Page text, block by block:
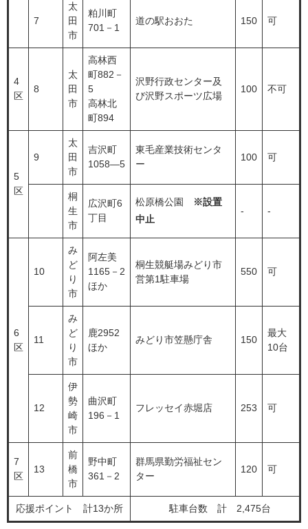
7
太
田
市
粕川町
701－1
道の駅おおた 150 可
4
区
8
太
田
市
高林西
町882－
5
高林北
町894
沢野行政センター及
び沢野スポーツ広場
100 不可
5
区
9
太
田
市
吉沢町
1058―5
東毛産業技術センタ
ー
100 可
桐
生
市
広沢町6
丁目
松原橋公園
※設置
中止
- -
6
区
10
み
ど
り
市
阿左美
1165－2
ほか
桐生競艇場みどり市
営第1駐車場
550 可
11
み
ど
り
市
鹿2952
ほか
みどり市笠懸庁舎 150
最大
10台
12
伊
勢
崎
市
曲沢町
196－1
フレッセイ赤堀店 253 可
7
区
13
前
橋
市
野中町
361－2
群馬県勤労福祉セン
ター
120 可
応援ポイント 計13か所 駐車台数 計 2,475台